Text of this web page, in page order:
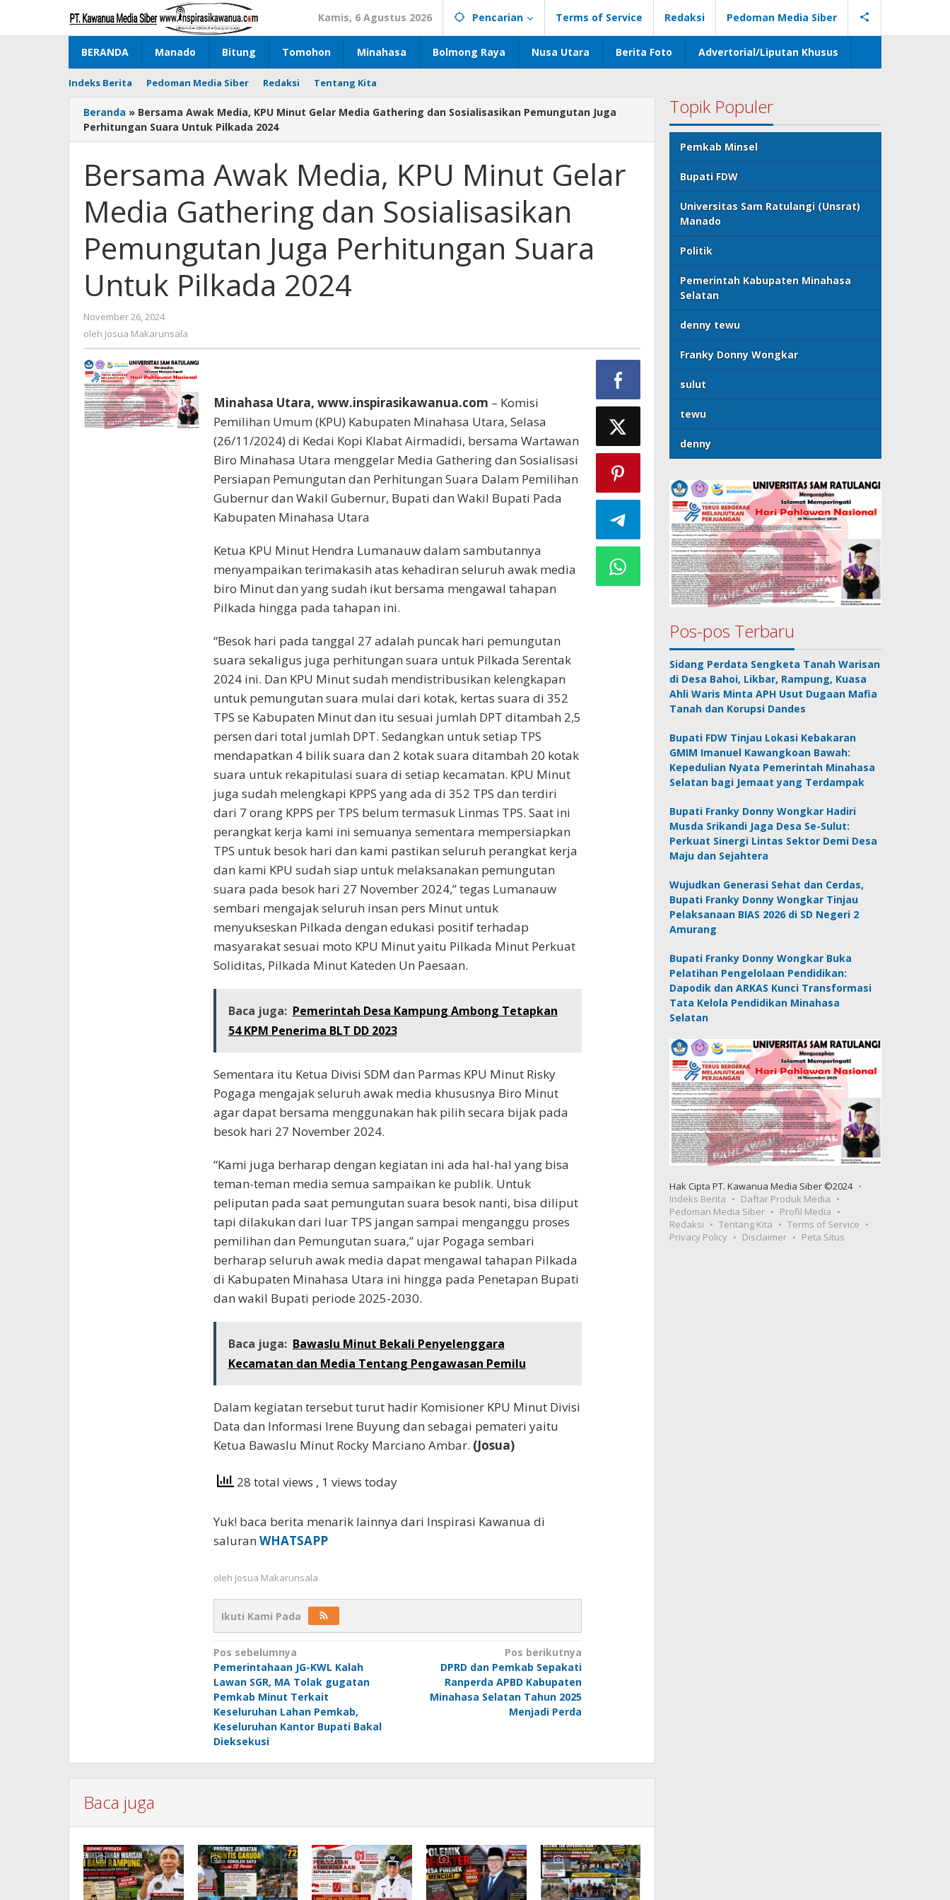
konten
Kamis, 6 Agustus 2026 Pencarian Terms of Service Redaksi Pedoman Media Siber
BERANDA Manado Bitung Tomohon Minahasa Bolmong Raya Nusa Utara Berita Foto Advertorial/Liputan Khusus
Indeks Berita Pedoman Media Siber Redaksi Tentang Kita
Beranda » Bersama Awak Media, KPU Minut Gelar Media Gathering dan Sosialisasikan Pemungutan Juga
Perhitungan Suara Untuk Pilkada 2024
Bersama Awak Media, KPU Minut Gelar
Media Gathering dan Sosialisasikan
Pemungutan Juga Perhitungan Suara
Untuk Pilkada 2024
November 26, 2024
Josua
oleh Josua Makarunsala
Minahasa Utara, www.inspirasikawanua.com – Komisi
Pemilihan Umum (KPU) Kabupaten Minahasa Utara, Selasa
(26/11/2024) di Kedai Kopi Klabat Airmadidi, bersama Wartawan
Biro Minahasa Utara menggelar Media Gathering dan Sosialisasi
Persiapan Pemungutan dan Perhitungan Suara Dalam Pemilihan
Gubernur dan Wakil Gubernur, Bupati dan Wakil Bupati Pada
Kabupaten Minahasa Utara
Ketua KPU Minut Hendra Lumanauw dalam sambutannya
menyampaikan terimakasih atas kehadiran seluruh awak media
biro Minut dan yang sudah ikut bersama mengawal tahapan
Pilkada hingga pada tahapan ini.
“Besok hari pada tanggal 27 adalah puncak hari pemungutan
suara sekaligus juga perhitungan suara untuk Pilkada Serentak
2024 ini. Dan KPU Minut sudah mendistribusikan kelengkapan
untuk pemungutan suara mulai dari kotak, kertas suara di 352
TPS se Kabupaten Minut dan itu sesuai jumlah DPT ditambah 2,5
persen dari total jumlah DPT. Sedangkan untuk setiap TPS
mendapatkan 4 bilik suara dan 2 kotak suara ditambah 20 kotak
suara untuk rekapitulasi suara di setiap kecamatan. KPU Minut
juga sudah melengkapi KPPS yang ada di 352 TPS dan terdiri
dari 7 orang KPPS per TPS belum termasuk Linmas TPS. Saat ini
perangkat kerja kami ini semuanya sementara mempersiapkan
TPS untuk besok hari dan kami pastikan seluruh perangkat kerja
dan kami KPU sudah siap untuk melaksanakan pemungutan
suara pada besok hari 27 November 2024,” tegas Lumanauw
sembari mengajak seluruh insan pers Minut untuk
menyukseskan Pilkada dengan edukasi positif terhadap
masyarakat sesuai moto KPU Minut yaitu Pilkada Minut Perkuat
Soliditas, Pilkada Minut Kateden Un Paesaan.
Baca juga: Pemerintah Desa Kampung Ambong Tetapkan
54 KPM Penerima BLT DD 2023
Sementara itu Ketua Divisi SDM dan Parmas KPU Minut Risky
Pogaga mengajak seluruh awak media khususnya Biro Minut
agar dapat bersama menggunakan hak pilih secara bijak pada
besok hari 27 November 2024.
“Kami juga berharap dengan kegiatan ini ada hal-hal yang bisa
teman-teman media semua sampaikan ke publik. Untuk
peliputan pada saat pemungutan suara besok nanti, bisa diliput
tapi dilakukan dari luar TPS jangan sampai menganggu proses
pemilihan dan Pemungutan suara,” ujar Pogaga sembari
berharap seluruh awak media dapat mengawal tahapan Pilkada
di Kabupaten Minahasa Utara ini hingga pada Penetapan Bupati
dan wakil Bupati periode 2025-2030.
Baca juga: Bawaslu Minut Bekali Penyelenggara
Kecamatan dan Media Tentang Pengawasan Pemilu
Dalam kegiatan tersebut turut hadir Komisioner KPU Minut Divisi
Data dan Informasi Irene Buyung dan sebagai pemateri yaitu
Ketua Bawaslu Minut Rocky Marciano Ambar. (Josua)
28 total views , 1 views today
Yuk! baca berita menarik lainnya dari Inspirasi Kawanua di
saluran WHATSAPP
oleh Josua Makarunsala
Ikuti Kami Pada
Navigasi
pos
Pos sebelumnya
Pemerintahaan JG-KWL Kalah
Lawan SGR, MA Tolak gugatan
Pemkab Minut Terkait
Keseluruhan Lahan Pemkab,
Keseluruhan Kantor Bupati Bakal
Dieksekusi
Pos berikutnya
DPRD dan Pemkab Sepakati
Ranperda APBD Kabupaten
Minahasa Selatan Tahun 2025
Menjadi Perda
Baca juga
Topik Populer
Pemkab Minsel
Bupati FDW
Universitas Sam Ratulangi (Unsrat)
Manado
Politik
Pemerintah Kabupaten Minahasa
Selatan
denny tewu
Franky Donny Wongkar
sulut
tewu
denny
Pos-pos Terbaru
Sidang Perdata Sengketa Tanah Warisan
di Desa Bahoi, Likbar, Rampung, Kuasa
Ahli Waris Minta APH Usut Dugaan Mafia
Tanah dan Korupsi Dandes
Bupati FDW Tinjau Lokasi Kebakaran
GMIM Imanuel Kawangkoan Bawah:
Kepedulian Nyata Pemerintah Minahasa
Selatan bagi Jemaat yang Terdampak
Bupati Franky Donny Wongkar Hadiri
Musda Srikandi Jaga Desa Se-Sulut:
Perkuat Sinergi Lintas Sektor Demi Desa
Maju dan Sejahtera
Wujudkan Generasi Sehat dan Cerdas,
Bupati Franky Donny Wongkar Tinjau
Pelaksanaan BIAS 2026 di SD Negeri 2
Amurang
Bupati Franky Donny Wongkar Buka
Pelatihan Pengelolaan Pendidikan:
Dapodik dan ARKAS Kunci Transformasi
Tata Kelola Pendidikan Minahasa
Selatan
Hak Cipta PT. Kawanua Media Siber ©2024
Indeks Berita
Daftar Produk Media
Pedoman Media Siber
Profil Media
Redaksi
Tentang Kita
Terms of Service
Privacy Policy
Disclaimer Peta Situs